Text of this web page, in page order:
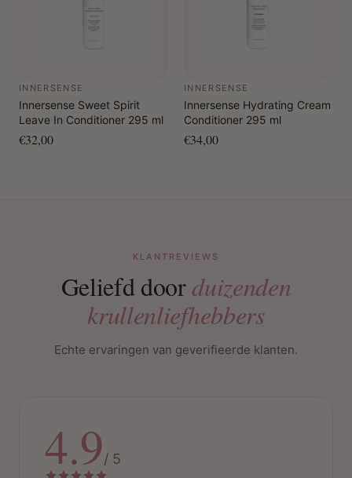
INNERSENSE
Innersense Sweet Spirit
Leave In Conditioner 295 ml
€32,00
INNERSENSE
Innersense Hydrating Cream
Conditioner 295 ml
€34,00
KLANTREVIEWS
Geliefd doorduizenden
krullenliefhebbers
Echte ervaringen van geverifieerde klanten.
4.9/ 5